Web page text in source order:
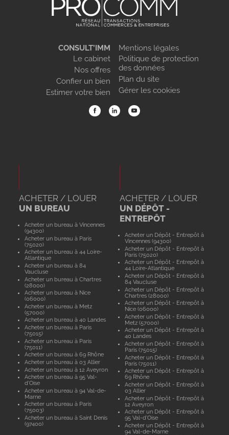
CONSULT’IMM
Le cabinet
Nos offres
Confier un bien
Estimer votre bien
Mentions légales
Politique de protection
des données
Plan du site
Gérer les cookies
ACHETER / LOUER
UN BUREAU
Acheter un bureau à Vincennes
(94300)
Acheter un bureau à Paris
(75020)
Acheter un bureau à 44 Loire-
Atlantique
Acheter un bureau à 84
Vaucluse
Acheter un bureau à Chartres
(28000)
Acheter un bureau à Nice
(06000)
Acheter un bureau à Metz
(57000)
Acheter un bureau à 40 Landes
Acheter un bureau à Paris
(75015)
Acheter un bureau à Paris
(75011)
Acheter un bureau à 69 Rhône
Acheter un bureau à 03 Allier
Acheter un bureau à 12 Aveyron
Acheter un bureau à 95 Val-
d'Oise
Acheter un bureau à 94 Val-de-
Marne
Acheter un bureau à Paris
(75003)
Acheter un bureau à Saint Denis
(97400)
ACHETER / LOUER
UN DÉPÔT -
ENTREPÔT
Acheter un Dépôt - Entrepôt à
Vincennes (94300)
Acheter un Dépôt - Entrepôt à
Paris (75020)
Acheter un Dépôt - Entrepôt à
44 Loire-Atlantique
Acheter un Dépôt - Entrepôt à
84 Vaucluse
Acheter un Dépôt - Entrepôt à
Chartres (28000)
Acheter un Dépôt - Entrepôt à
Nice (06000)
Acheter un Dépôt - Entrepôt à
Metz (57000)
Acheter un Dépôt - Entrepôt à
40 Landes
Acheter un Dépôt - Entrepôt à
Paris (75015)
Acheter un Dépôt - Entrepôt à
Paris (75011)
Acheter un Dépôt - Entrepôt à
69 Rhône
Acheter un Dépôt - Entrepôt à
03 Allier
Acheter un Dépôt - Entrepôt à
12 Aveyron
Acheter un Dépôt - Entrepôt à
95 Val-d'Oise
Acheter un Dépôt - Entrepôt à
94 Val-de-Marne